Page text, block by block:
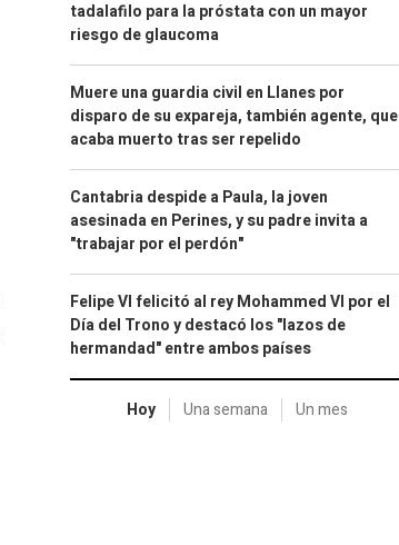
tadalafilo para la próstata con un mayor
riesgo de glaucoma
Muere una guardia civil en Llanes por
disparo de su expareja, también agente, que
acaba muerto tras ser repelido
Cantabria despide a Paula, la joven
asesinada en Perines, y su padre invita a
"trabajar por el perdón"
Felipe VI felicitó al rey Mohammed VI por el
Día del Trono y destacó los "lazos de
hermandad" entre ambos países
Hoy Una semana Un mes